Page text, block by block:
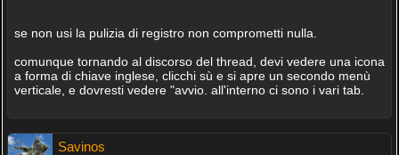
se non usi la pulizia di registro non comprometti nulla.
comunque tornando al discorso del thread, devi vedere una icona
a forma di chiave inglese, clicchi sù e si apre un secondo menù
verticale, e dovresti vedere "avvio. all'interno ci sono i vari tab.
Savinos